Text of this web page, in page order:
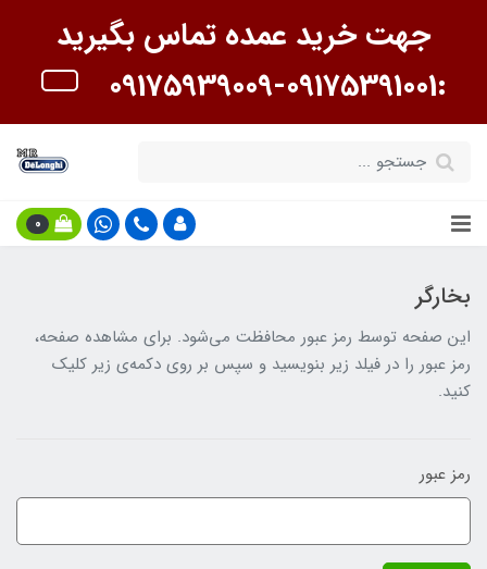
جهت خرید عمده تماس بگیرید
:09175391001-09175939009
0
بخارگر
این صفحه توسط رمز عبور محافظت می‌شود. برای مشاهده صفحه،
رمز عبور را در فیلد زیر بنویسید و سپس بر روی دکمه‌ی زیر کلیک
کنید.
رمز عبور